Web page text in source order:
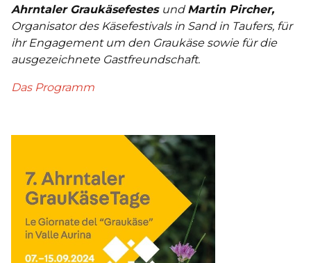
Ahrntaler Graukäsefestes undMartin Pircher,
Organisator des Käsefestivals in Sand in Taufers, für
ihr Engagement um den Graukäse sowie für die
ausgezeichnete Gastfreundschaft.
Das Programm